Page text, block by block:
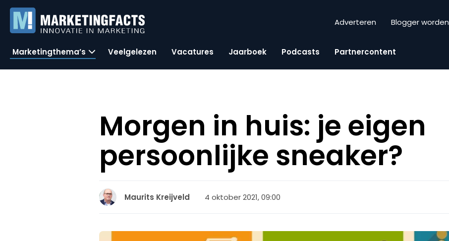
Adverteren Blogger worden
Marketingthema’s Veelgelezen Vacatures Jaarboek Podcasts Partnercontent
Morgen in huis: je eigen
persoonlijke sneaker?
Maurits Kreijveld 4 oktober 2021, 09:00